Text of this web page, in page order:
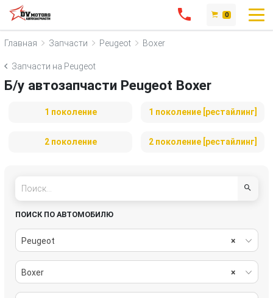
0
Главная Запчасти Peugeot Boxer
Запчасти на Peugeot
Б/у автозапчасти Peugeot Boxer
1 поколение 1 поколение [рестайлинг]
2 поколение 2 поколение [рестайлинг]
ПОИСК ПО АВТОМОБИЛЮ
×
Peugeot
×
Boxer